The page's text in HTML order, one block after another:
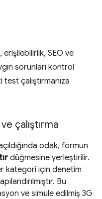
SEO ve
sorunları kontrol
çalıştırmanıza
çalıştırma
odak, formun
düğmesine yerleştirilir.
kategori için denetim
Bu
ve simüle edilmiş 3G